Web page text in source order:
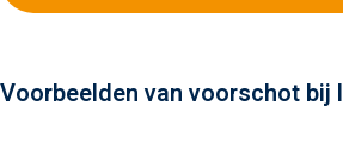
Voorbeelden van voorschot bij